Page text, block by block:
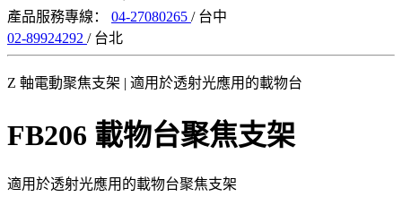
產品服務專線： 04-27080265 / 台中
02-89924292 / 台北
Z 軸電動聚焦支架 | 適用於透射光應用的載物台
FB206 載物台聚焦支架
適用於透射光應用的載物台聚焦支架